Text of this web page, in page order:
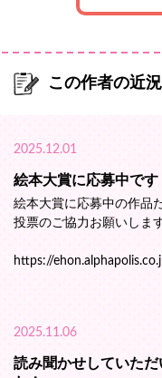
この作者の近
2025.12.01
絵本大賞に応募中です
絵本大賞に応募中の作品
投票のご協力お願いしま
https://
2025.11.06
読み聞かせしていた